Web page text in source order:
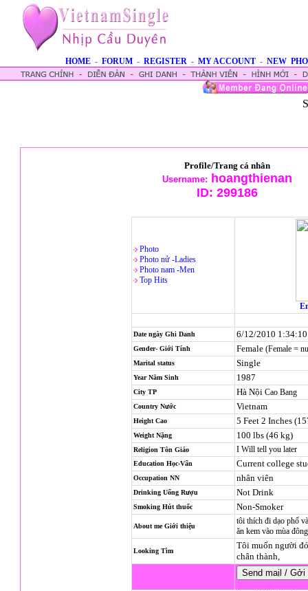
HOME - FORUM - REGISTER - MY ACCOUNT - NEW
Profile/Trang cá nhân
Username: hoangthienan
ID: 299186
Photo
Photo nử -Ladies
Photo nam -Men
Top Hits
Date ngày Ghi Danh 6/12/2010
Gender- Giới Tính Female (Female =
Marital status Single
Year Năm Sinh 1987
City TP Hà Nội Cao Bang
Country Nước Vietnam
Height Cao 5 Feet 2 Inches
Weight Nặng 100 lbs (46 kg)
Religion Tôn Giáo I Will tell you later
Education Học-Vấn Current college
Occupation NN nhân viên
Drinking Uống Rượu Not Drink
Smoking Hút thuốc Non-Smoker
About me Giới thiệu
tôi thích đi dạo phố
ăn kem vào mùa
Looking Tìm
Tôi muốn người
chân thành,